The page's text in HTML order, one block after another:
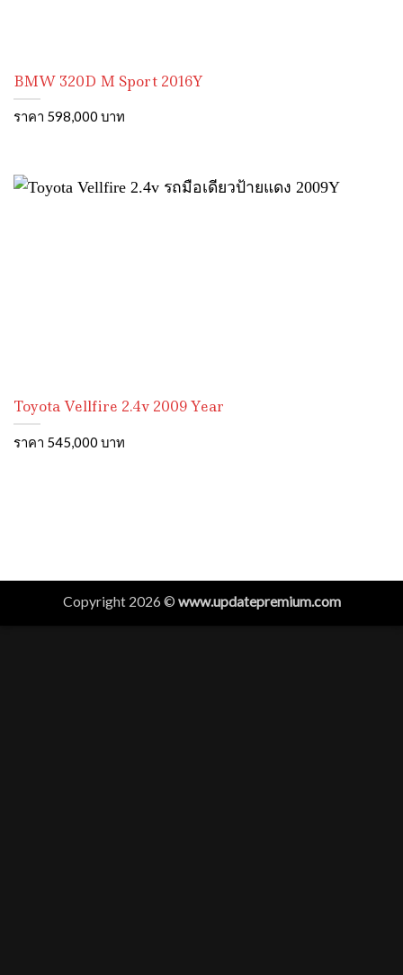
BMW 320D M Sport 2016Y
ราคา 598,000 บาท
Toyota Vellfire 2.4v 2009 Year
ราคา 545,000 บาท
Copyright 2026 © www.updatepremium.com